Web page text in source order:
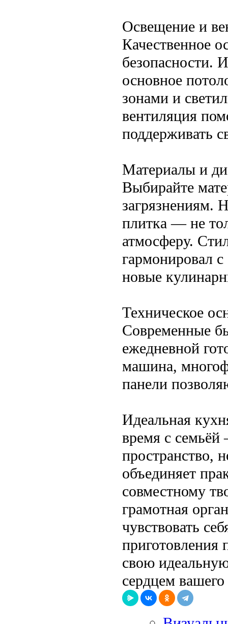
Освещение и
Качественное
безопасности.
основное
зонами и
вентиляция
поддерживать
Материалы и
Выбирайте
загрязнениям.
плитка — не
атмосферу.
гармонировал
новые
Техническое
Современные
ежедневной
машина,
панели
Идеальная
время с
пространство,
объединяет
совместному
грамотная
чувствовать
свою
сердцем